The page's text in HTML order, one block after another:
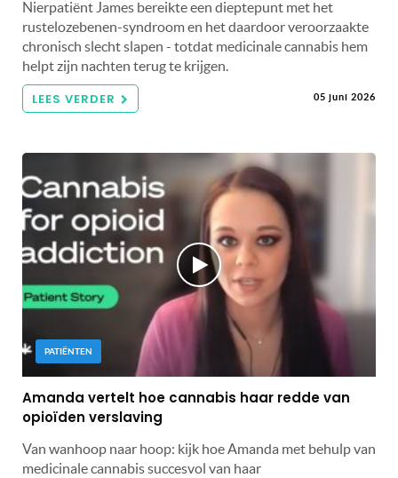
Nierpatiënt James bereikte een dieptepunt met het
rustelozebenen-syndroom en het daardoor veroorzaakte
chronisch slecht slapen - totdat medicinale cannabis hem
helpt zijn nachten terug te krijgen.
LEES VERDER 05 juni 2026
PATIËNTEN
Amanda vertelt hoe cannabis haar redde van
opioïden verslaving
Van wanhoop naar hoop: kijk hoe Amanda met behulp van
medicinale cannabis succesvol van haar